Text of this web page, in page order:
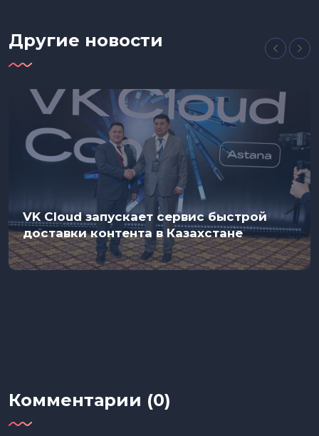
Другие новости
VK Cloud запускает сервис быстрой
доставки контента в Казахстане
Комментарии (0)